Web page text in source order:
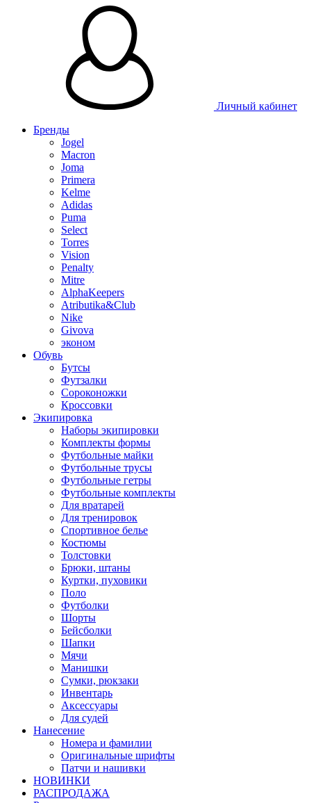
Личный кабинет
Бренды
Jogel
Macron
Joma
Primera
Kelme
Adidas
Puma
Select
Torres
Vision
Penalty
Mitre
AlphaKeepers
Atributika&Club
Nike
Givova
эконом
Обувь
Бутсы
Футзалки
Сороконожки
Кроссовки
Экипировка
Наборы экипировки
Комплекты формы
Футбольные майки
Футбольные трусы
Футбольные гетры
Футбольные комплекты
Для вратарей
Для тренировок
Спортивное белье
Костюмы
Толстовки
Брюки, штаны
Куртки, пуховики
Поло
Футболки
Шорты
Бейсболки
Шапки
Мячи
Манишки
Сумки, рюкзаки
Инвентарь
Аксессуары
Для судей
Нанесение
Номера и фамилии
Оригинальные шрифты
Патчи и нашивки
НОВИНКИ
РАСПРОДАЖА